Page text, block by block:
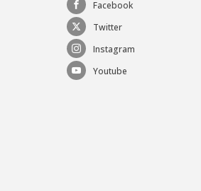
Facebook
Twitter
Instagram
Youtube